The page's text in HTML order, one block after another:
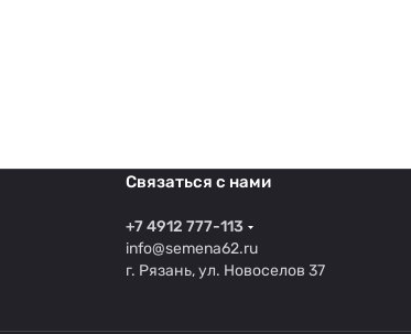
Связаться с нами
+7 4912 777-113
info@semena62.ru
г. Рязань, ул. Новоселов 37